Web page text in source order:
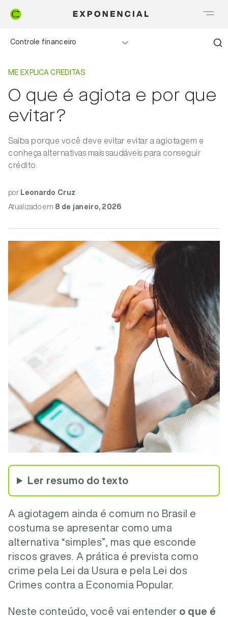
Controle financeiro
Realizando sonhos
Saia do Vermelho
Tudo sobre Crédito
Home Me explica Creditas
ME EXPLICA CREDITAS
O que é agiota e por que
evitar?
Saiba porque você deve evitar evitar a agiotagem e
conheça alternativas mais saudáveis para conseguir
crédito.
por Leonardo Cruz
Atualizado em 8 de janeiro, 2026
Ler resumo do texto
A agiotagem ainda é comum no Brasil e
costuma se apresentar como uma
alternativa “simples”, mas que esconde
riscos graves. A prática é prevista como
crime pela Lei da Usura e pela Lei dos
Crimes contra a Economia Popular.
Neste conteúdo, você vai entender o que é